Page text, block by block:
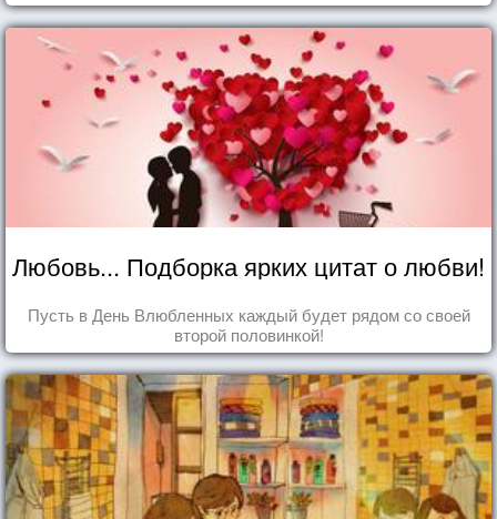
Любовь... Подборка ярких цитат о любви!
Пусть в День Влюбленных каждый будет рядом со своей
второй половинкой!